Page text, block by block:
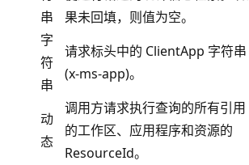
串
果未回填，则值为空。
字
符
串
请求标头中的 ClientApp 字符串
(x-ms-app)。
动
态
调用方请求执行查询的所有引用
的工作区、应用程序和资源的
ResourceId。